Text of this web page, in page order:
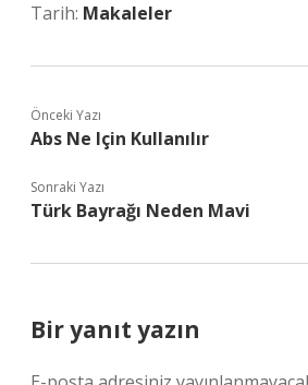
Tarih: Makaleler
Önceki Yazı
Abs Ne Için Kullanılır
Sonraki Yazı
Türk Bayrağı Neden Mavi
Bir yanıt yazın